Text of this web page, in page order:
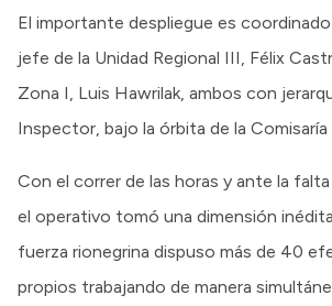
El importante despliegue es
jefe de la Unidad Regional III, Félix
Zona I, Luis Hawrilak, ambos con
Inspector, bajo la órbita de la Comisaría
Con el correr de las horas y ante la
el operativo tomó una dimensión
fuerza rionegrina dispuso más de 40
propios trabajando de manera